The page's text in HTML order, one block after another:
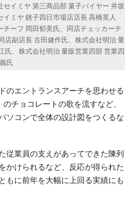
セイミヤ 第三商品部 菓子バイヤー 井坂
ミヤ 銚子四日市場店店長 高橋英人
チーフ 岡田郁美氏、同店チェッカーチ
店副店長 古田健作氏、株式会社明治 量
氏、株式会社明治 量販営業四部 営業四
氏
のエントランスアーチを思わせる
チョコレートの歌を流すなど、
ソコンで全体の設計図をつくるな
従業員の支えがあってできた陳列
かけられるなど、反応が得られた
もに前年を大幅に上回る実績にも